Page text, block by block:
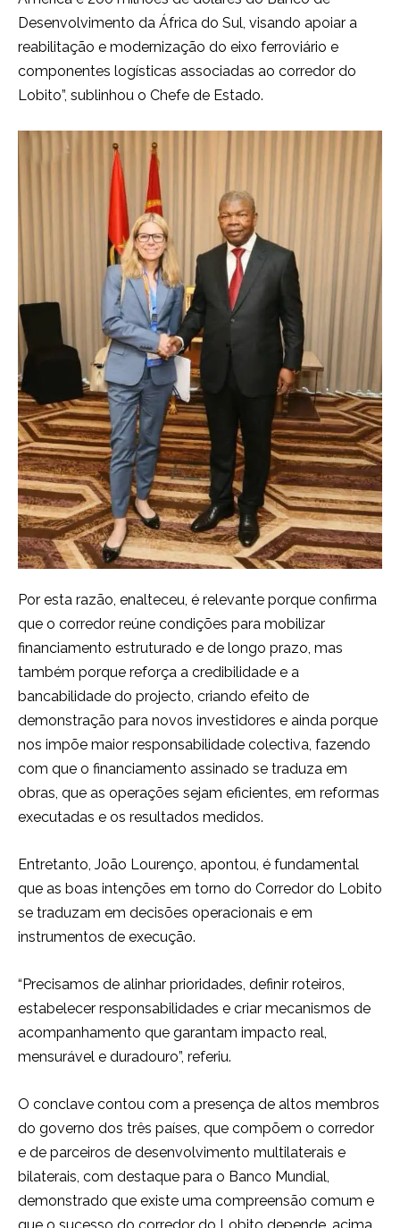
Desenvolvimento da África do Sul, visando apoiar a
reabilitação e modernização do eixo ferroviário e
componentes logísticas associadas ao corredor do
Lobito”, sublinhou o Chefe de Estado.
Por esta razão, enalteceu, é relevante porque confirma
que o corredor reúne condições para mobilizar
financiamento estruturado e de longo prazo, mas
também porque reforça a credibilidade e a
bancabilidade do projecto, criando efeito de
demonstração para novos investidores e ainda porque
nos impõe maior responsabilidade colectiva, fazendo
com que o financiamento assinado se traduza em
obras, que as operações sejam eficientes, em reformas
executadas e os resultados medidos.
Entretanto, João Lourenço, apontou, é fundamental
que as boas intenções em torno do Corredor do Lobito
se traduzam em decisões operacionais e em
instrumentos de execução.
“Precisamos de alinhar prioridades, definir roteiros,
estabelecer responsabilidades e criar mecanismos de
acompanhamento que garantam impacto real,
mensurável e duradouro”, referiu.
O conclave contou com a presença de altos membros
do governo dos três países, que compõem o corredor
e de parceiros de desenvolvimento multilaterais e
bilaterais, com destaque para o Banco Mundial,
demonstrado que existe uma compreensão comum e